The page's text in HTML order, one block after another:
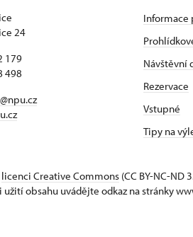
24
179
498
Informace
Návštěvní
Rezervace
Vstupné
Tipy na
licenci Creative Commons (CC BY-NC-ND
obsahu uvádějte odkaz na stránky